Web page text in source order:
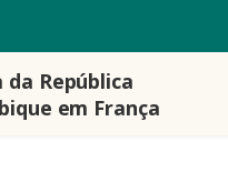
da República
em França